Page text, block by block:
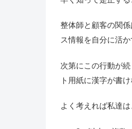
整体師と顧客の関
ス情報を自分に活
次第にこの行動が
ト用紙に漢字が書
よく考えれば私達